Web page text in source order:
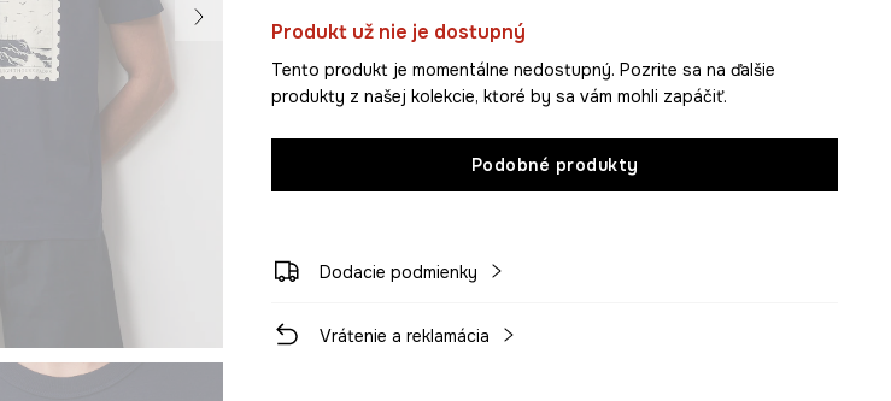
Produkt už nie je dostupný
Tento produkt je momentálne nedostupný. Pozrite sa na ďalšie
produkty z našej kolekcie, ktoré by sa vám mohli zapáčiť.
Podobné produkty
Dodacie podmienky
Vrátenie a reklamácia